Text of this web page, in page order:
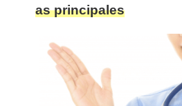
as principales